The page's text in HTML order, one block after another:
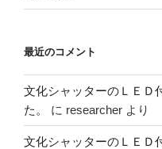
最近のコメント
文化シャッターのＬＥＤ
た。
に researcher より
文化シャッターのＬＥＤ